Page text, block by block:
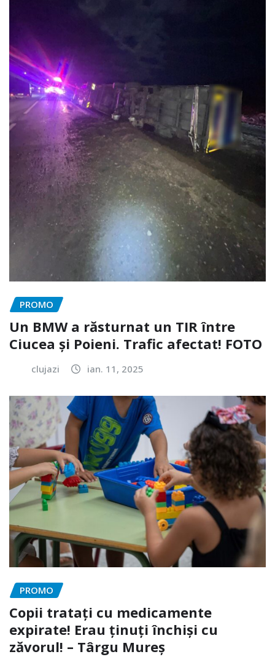
PROMO
Un BMW a răsturnat un TIR între
Ciucea și Poieni. Trafic afectat! FOTO
clujazi ian. 11, 2025
PROMO
Copii tratați cu medicamente
expirate! Erau ținuți închiși cu
zăvorul! – Târgu Mureș